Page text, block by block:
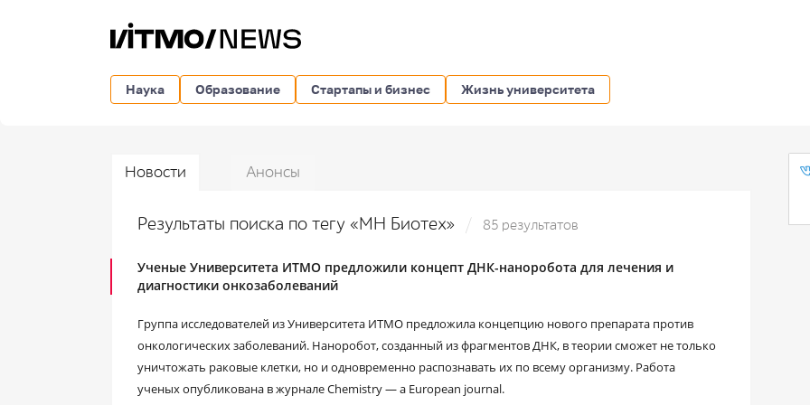
Наука Образование Стартапы и бизнес Жизнь университета
Новости Анонсы
Результаты поиска по тегу «МН Биотех» 85 результатов
Ученые Университета ИТМО предложили концепт ДНК-наноробота для лечения и
диагностики онкозаболеваний
Группа исследователей из Университета ИТМО предложила концепцию нового препарата против
онкологических заболеваний. Наноробот, созданный из фрагментов ДНК, в теории сможет не только
уничтожать раковые клетки, но и одновременно распознавать их по всему организму. Работа
ученых опубликована в журнале Chemistry — a European journal.